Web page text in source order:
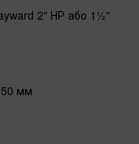
2" НР або 1½"
50 мм